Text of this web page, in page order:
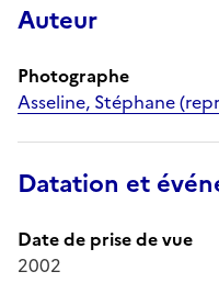
Auteur
Photographe
Asseline, Stéphane
Datation et
Date de prise de vue
2002